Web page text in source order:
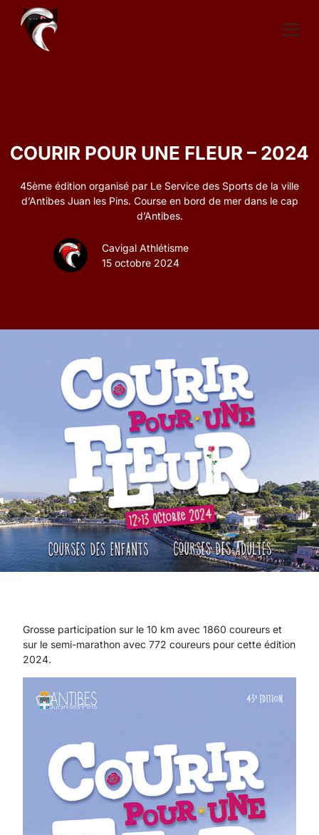
COURIR POUR UNE FLEUR – 2024
45ème édition organisé par Le Service des Sports de la ville
d’Antibes Juan les Pins. Course en bord de mer dans le cap
d’Antibes.
Cavigal Athlétisme
15 octobre 2024
Grosse participation sur le 10 km avec 1860 coureurs et
sur le semi-marathon avec 772 coureurs pour cette édition
2024.